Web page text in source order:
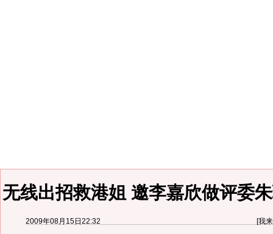
无线出招救港姐 邀李嘉欣做评委
2009年08月15日22:32 [我